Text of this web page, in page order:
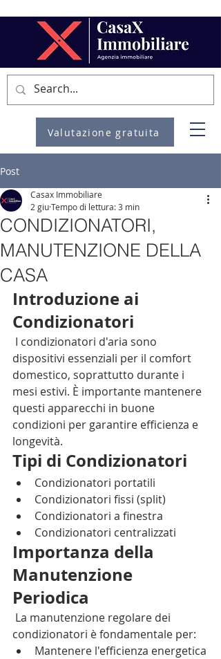
Valutazione gratuita
Post
CONDIZIONATORI,
MANUTENZIONE DELLA
CASA
Casax Immobiliare
2 giuTempo di lettura: 3 min
Introduzione ai
Condizionatori
dispositivi essenziali per il comfort
domestico, soprattutto durante i
mesi estivi. È importante mantenere
questi apparecchi in buone
condizioni per garantire efficienza e
longevità.
Tipi di Condizionatori
Condizionatori portatili
Condizionatori fissi (split)
Condizionatori a finestra
Condizionatori centralizzati
Importanza della
Manutenzione
Periodica
condizionatori è fondamentale per:
Mantenere l'efficienza energetica